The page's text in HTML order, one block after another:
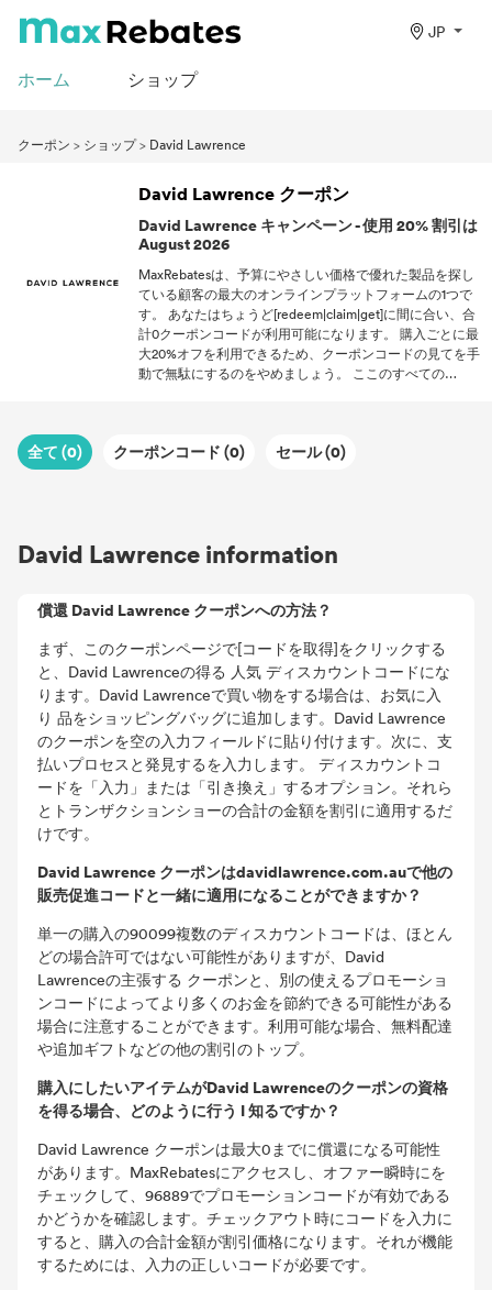
JP
ホーム ショップ
クーポン > ショップ> David Lawrence
David Lawrence クーポン
David Lawrence キャンペーン - 使用 20% 割引は
August 2026
MaxRebatesは、予算にやさしい価格で優れた製品を探し
ている顧客の最大のオンラインプラットフォームの1つで
す。 あなたはちょうど[redeem|claim|get]に間に合い、合
計0クーポンコードが利用可能になります。 購入ごとに最
大20%オフを利用できるため、クーポンコードの見てを手
動で無駄にするのをやめましょう。 ここのすべての
でオンラインショッピングを行うことは二度とありませ
全て (0) クーポンコード (0) セール (0)
David Lawrence information
償還 David Lawrence クーポンへの方法？
まず、このクーポンページで[コードを取得]をクリックする
と、David Lawrenceの得る 人気 ディスカウントコードにな
ります。David Lawrenceで買い物をする場合は、お気に入
り 品をショッピングバッグに追加します。David Lawrence
のクーポンを空の入力フィールドに貼り付けます。次に、支
払いプロセスと発見するを入力します。 ディスカウントコ
ードを「入力」または「引き換え」するオプション。それら
とトランザクションショーの合計の金額を割引に適用するだ
けです。
David Lawrence クーポンはdavidlawrence.com.auで他の
販売促進コードと一緒に適用になることができますか？
単一の購入の90099複数のディスカウントコードは、ほとん
どの場合許可ではない可能性がありますが、David
Lawrenceの主張する クーポンと、別の使えるプロモーショ
ンコードによってより多くのお金を節約できる可能性がある
場合に注意することができます。利用可能な場合、無料配達
や追加ギフトなどの他の割引のトップ。
購入にしたいアイテムがDavid Lawrenceのクーポンの資格
を得る場合、どのように行う I 知るですか？
David Lawrence クーポンは最大0までに償還になる可能性
があります。MaxRebatesにアクセスし、オファー瞬時にを
チェックして、96889でプロモーションコードが有効である
かどうかを確認します。チェックアウト時にコードを入力に
すると、購入の合計金額が割引価格になります。それが機能
するためには、入力の正しいコードが必要です。